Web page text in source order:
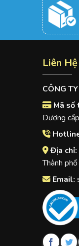
Liên
CÔNG
Mã số
Dương
Địa chỉ:
Thành
Email: